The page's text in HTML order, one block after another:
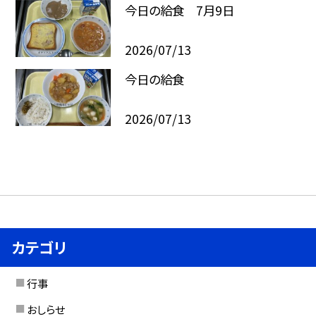
今日の給食 7月9日
2026/07/13
今日の給食
2026/07/13
カテゴリ
行事
おしらせ